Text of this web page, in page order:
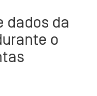
dados da
o